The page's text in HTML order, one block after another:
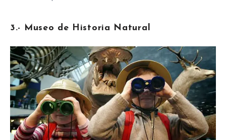
3.- Museo de Historia Natural